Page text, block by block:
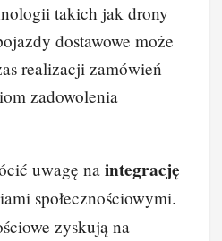
takich jak drony
dostawowe może
realizacji zamówień
zadowolenia
uwagę na integrację
społecznościowymi.
zyskują na